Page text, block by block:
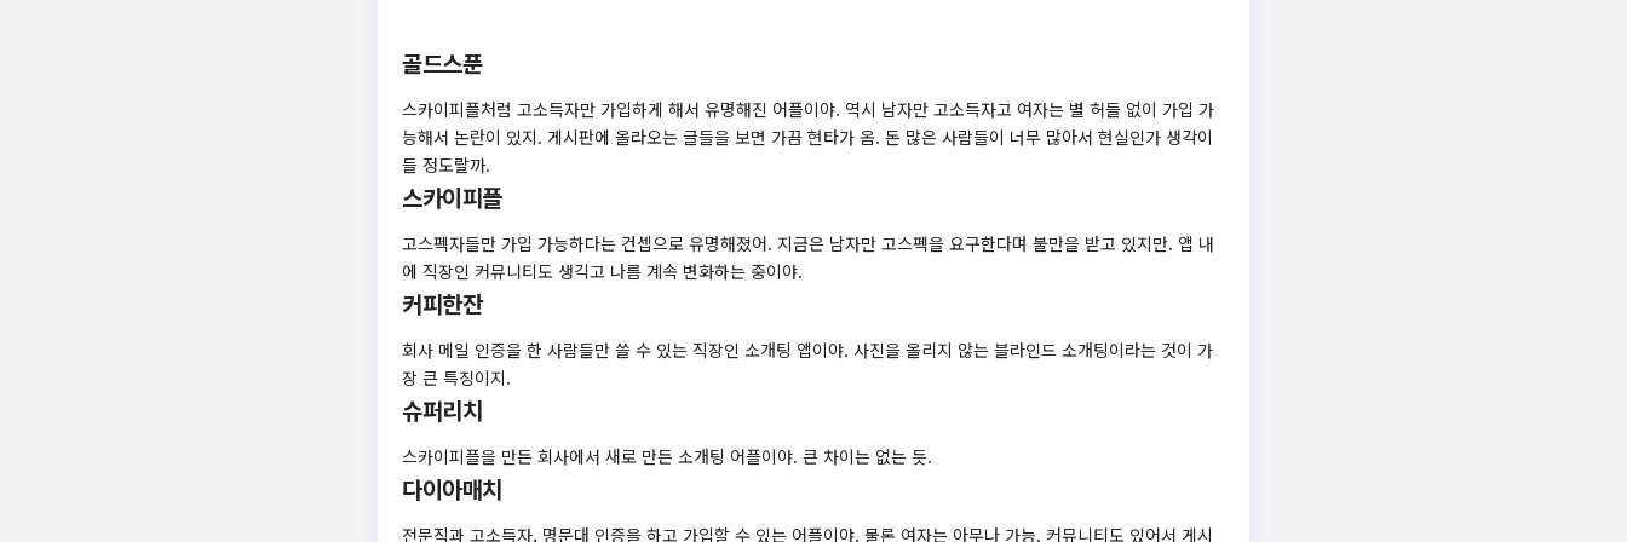
골드스푼
스카이피플처럼 고소득자만 가입하게 해서 유명해진 어플이야. 역시 남자만 고소득자고 여자는 별 허들 없이 가입 가
능해서 논란이 있지. 게시판에 올라오는 글들을 보면 가끔 현타가 옴. 돈 많은 사람들이 너무 많아서 현실인가 생각이
들 정도랄까.
스카이피플
고스펙자들만 가입 가능하다는 컨셉으로 유명해졌어. 지금은 남자만 고스펙을 요구한다며 불만을 받고 있지만. 앱 내
에 직장인 커뮤니티도 생긱고 나름 계속 변화하는 중이야.
커피한잔
회사 메일 인증을 한 사람들만 쓸 수 있는 직장인 소개팅 앱이야. 사진을 올리지 않는 블라인드 소개팅이라는 것이 가
장 큰 특징이지.
슈퍼리치
스카이피플을 만든 회사에서 새로 만든 소개팅 어플이야. 큰 차이는 없는 듯.
다이아매치
전문직과 고소득자, 명문대 인증을 하고 가입할 수 있는 어플이야. 물론 여자는 아무나 가능. 커뮤니티도 있어서 게시